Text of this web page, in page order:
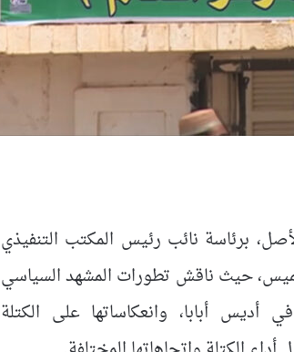
برئاسة نائب رئيس المكتب التنفيذي
حيث ناقش تطورات المشهد السياسي
أبابا، وانعكاساتها على الكتلة